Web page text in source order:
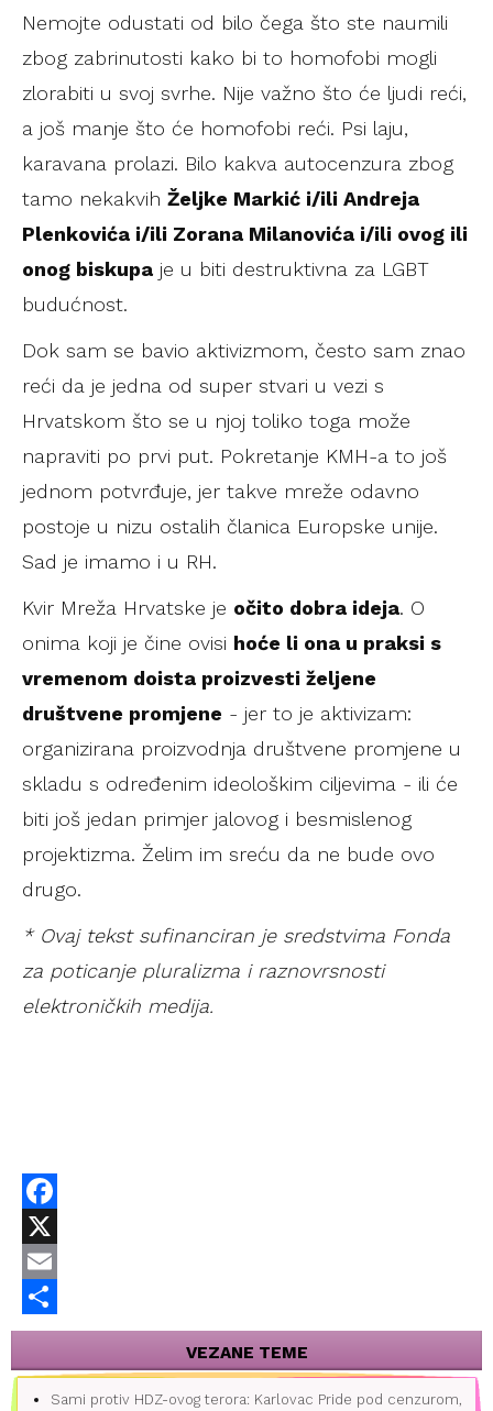
Nemojte odustati od bilo čega što ste naumili
zbog zabrinutosti kako bi to homofobi mogli
zlorabiti u svoj svrhe. Nije važno što će ljudi reći,
a još manje što će homofobi reći. Psi laju,
karavana prolazi. Bilo kakva autocenzura zbog
tamo nekakvih Željke Markić i/ili Andreja
Plenkovića i/ili Zorana Milanovića i/ili ovog ili
onog biskupa je u biti destruktivna za LGBT
budućnost.
Dok sam se bavio aktivizmom, često sam znao
reći da je jedna od super stvari u vezi s
Hrvatskom što se u njoj toliko toga može
napraviti po prvi put. Pokretanje KMH-a to još
jednom potvrđuje, jer takve mreže odavno
postoje u nizu ostalih članica Europske unije.
Sad je imamo i u RH.
Kvir Mreža Hrvatske je očito dobra ideja. O
onima koji je čine ovisi hoće li ona u praksi s
vremenom doista proizvesti željene
društvene promjene - jer to je aktivizam:
organizirana proizvodnja društvene promjene u
skladu s određenim ideološkim ciljevima - ili će
biti još jedan primjer jalovog i besmislenog
projektizma. Želim im sreću da ne bude ovo
drugo.
* Ovaj tekst sufinanciran je sredstvima Fonda
za poticanje pluralizma i raznovrsnosti
elektroničkih medija.
Facebook
X
Email
Share
VEZANE TEME
Sami protiv HDZ-ovog terora: Karlovac Pride pod cenzurom,